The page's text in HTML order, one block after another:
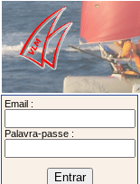
Email :
Palavra-passe :